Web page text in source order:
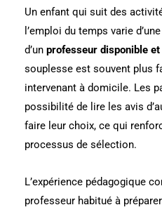
Un enfant qui suit des
l’emploi du temps varie
d’un professeur disponible
souplesse est souvent plus
intervenant à domicile. Les
possibilité de lire les avis
faire leur choix, ce qui
processus de sélection.
L’expérience pédagogique
professeur habitué à